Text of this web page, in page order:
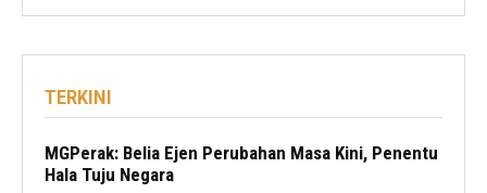
TERKINI
MGPerak: Belia Ejen Perubahan Masa Kini, Penentu
Hala Tuju Negara